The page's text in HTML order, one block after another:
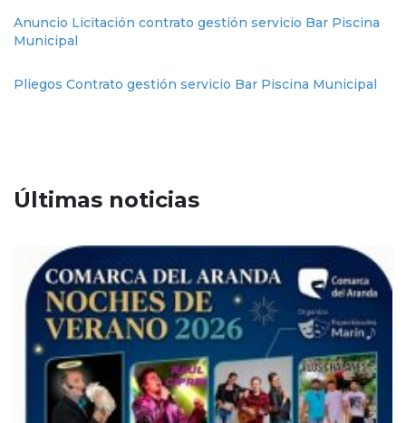
Anuncio Licitación contrato gestión servicio Bar Piscina
Municipal
Pliegos Contrato gestión servicio Bar Piscina Municipal
Últimas noticias